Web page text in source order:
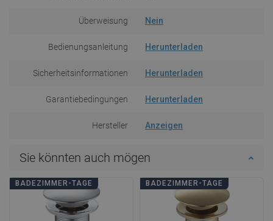
Überweisung Nein
Bedienungsanleitung Herunterladen
Sicherheitsinformationen Herunterladen
Garantiebedingungen Herunterladen
Hersteller Anzeigen
Sie könnten auch mögen
BADEZIMMER-TAGE BADEZIMMER-TAGE